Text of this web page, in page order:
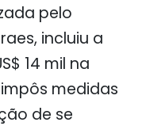
pelo
incluiu a
14 mil na
medidas
de se